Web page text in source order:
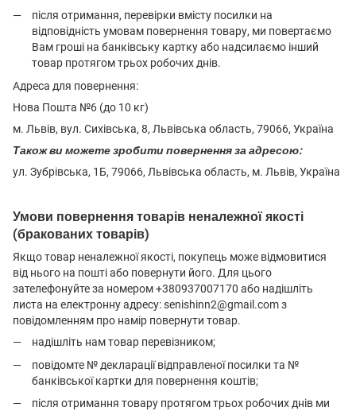
після отримання, перевірки вмісту посилки на
відповідність умовам повернення товару, ми повертаємо
Вам гроші на банківську картку або надсилаємо інший
товар протягом трьох робочих днів.
Адреса для повернення:
Нова Пошта №6 (до 10 кг)
м. Львів, вул. Сихівська, 8, Львівська область, 79066, Україна
Також ви можете зробити повернення за адресою:
ул. Зубрівська, 1Б, 79066, Львівська область, м. Львів, Україна
Умови повернення товарів неналежної якості
(бракованих товарів)
Якщо товар неналежної якості, покупець може відмовитися
від нього на пошті або повернути його. Для цього
зателефонуйте за номером +380937007170 або надішліть
листа на електронну адресу: senishinn2@gmail.com з
повідомленням про намір повернути товар.
надішліть нам товар перевізником;
повідомте № декларації відправленої посилки та №
банківської картки для повернення коштів;
після отримання товару протягом трьох робочих днів ми